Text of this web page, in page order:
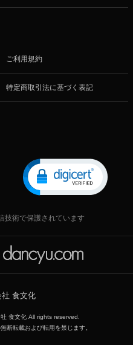
ご利用規約
特定商取引法に基づく表記
技術で保護されています
社 食文化
食文化 All rights reserved.
断転載および転用を禁じます。